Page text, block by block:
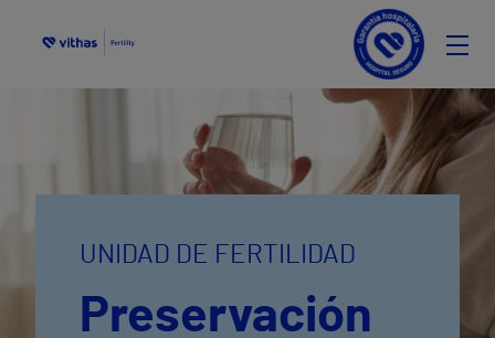
UNIDAD DE FERTILIDAD
Preservación